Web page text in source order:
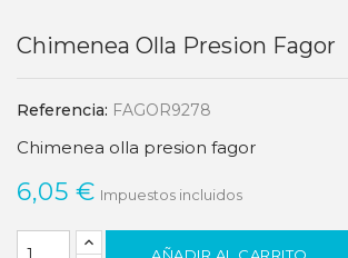
Chimenea Olla Presion Fagor
Referencia: FAGOR9278
Chimenea olla presion fagor
6,05 € Impuestos incluidos
AÑADIR AL CARRITO